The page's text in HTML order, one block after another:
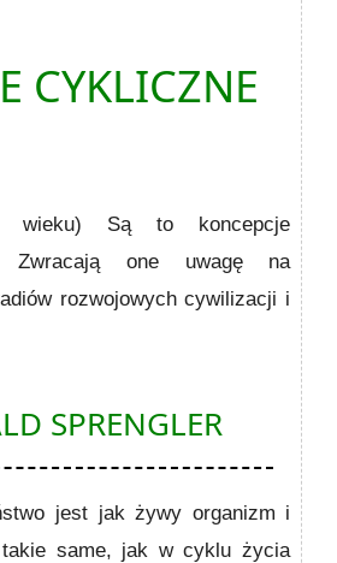
CYKLICZNE
wieku) Są to koncepcje
Zwracają one uwagę na
rozwojowych cywilizacji i
SPRENGLER
jest jak żywy organizm i
same, jak w cyklu życia